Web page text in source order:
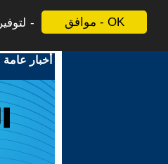
موافق - OK
أخبار عامة